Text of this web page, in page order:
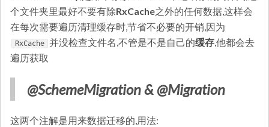
个文件夹里最好不要有除RxCache之外的任何数据,这样会
在每次需要遍历清理缓存时,节省不必要的开销,因为
RxCache 并没检查文件名,不管是不是自己的缓存,他都会去
遍历获取
@SchemeMigration & @Migration
这两个注解是用来数据迁移的,用法: